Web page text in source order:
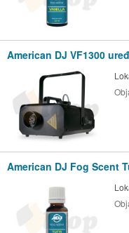
American DJ VF1300
American DJ Fog Scent